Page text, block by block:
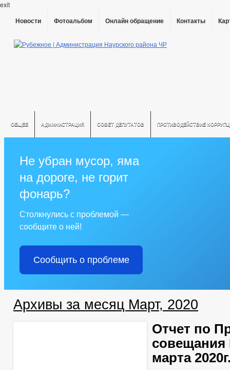
exit
Новости Фотоальбом Онлайн обращение Контакты
ОБЩЕЕ АДМИНИСТРАЦИЯ СОВЕТ ДЕПУТАТОВ ПРОТИВОДЕЙСТВИЕ
Не убран мусор, яма
на дороге, не горит
фонарь?
Столкнулись с проблемой —
сообщите о ней!
Сообщить о проблеме
Архивы за месяц Март, 2020
Отчет по
совещания
марта